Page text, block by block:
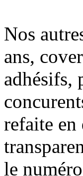
Nos
ans,
adhésifs,
refaite en
le